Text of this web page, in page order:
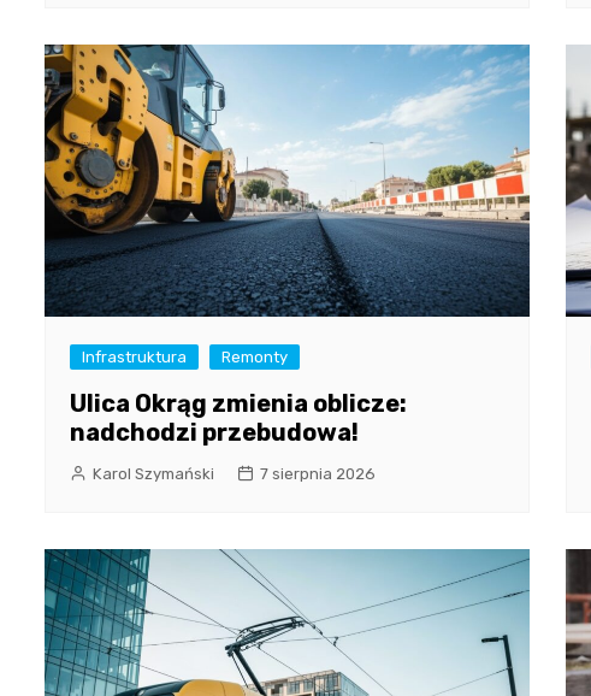
Infrastruktura Remonty
Ulica Okrąg zmienia oblicze:
nadchodzi przebudowa!
Karol Szymański 7 sierpnia 2026